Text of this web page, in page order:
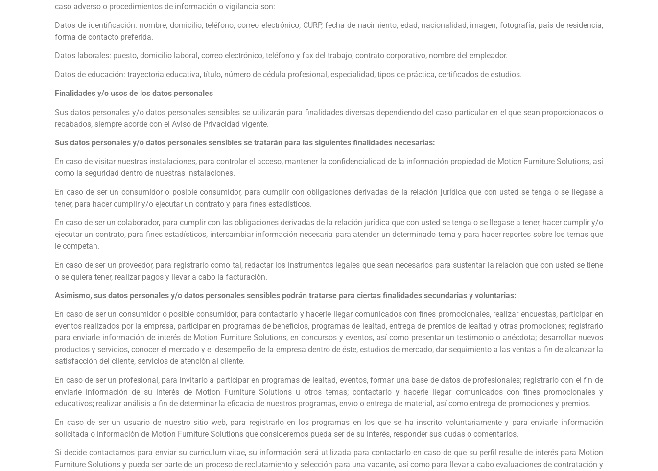
caso adverso o procedimientos de información o vigilancia son:
Datos de identificación: nombre, domicilio, teléfono, correo electrónico, CURP, fecha de nacimiento, edad, nacionalidad, imagen, fotografía, país de residencia,
forma de contacto preferida.
Datos laborales: puesto, domicilio laboral, correo electrónico, teléfono y fax del trabajo, contrato corporativo, nombre del empleador.
Datos de educación: trayectoria educativa, título, número de cédula profesional, especialidad, tipos de práctica, certificados de estudios.
Finalidades y/o usos de los datos personales
Sus datos personales y/o datos personales sensibles se utilizarán para finalidades diversas dependiendo del caso particular en el que sean proporcionados o
recabados, siempre acorde con el Aviso de Privacidad vigente.
Sus datos personales y/o datos personales sensibles se tratarán para las siguientes finalidades necesarias:
En caso de visitar nuestras instalaciones, para controlar el acceso, mantener la confidencialidad de la información propiedad de Motion Furniture Solutions, así
como la seguridad dentro de nuestras instalaciones.
En caso de ser un consumidor o posible consumidor, para cumplir con obligaciones derivadas de la relación jurídica que con usted se tenga o se llegase a
tener, para hacer cumplir y/o ejecutar un contrato y para fines estadísticos.
En caso de ser un colaborador, para cumplir con las obligaciones derivadas de la relación jurídica que con usted se tenga o se llegase a tener, hacer cumplir y/o
ejecutar un contrato, para fines estadísticos, intercambiar información necesaria para atender un determinado tema y para hacer reportes sobre los temas que
le competan.
En caso de ser un proveedor, para registrarlo como tal, redactar los instrumentos legales que sean necesarios para sustentar la relación que con usted se tiene
o se quiera tener, realizar pagos y llevar a cabo la facturación.
Asimismo, sus datos personales y/o datos personales sensibles podrán tratarse para ciertas finalidades secundarias y voluntarias:
En caso de ser un consumidor o posible consumidor, para contactarlo y hacerle llegar comunicados con fines promocionales, realizar encuestas, participar en
eventos realizados por la empresa, participar en programas de beneficios, programas de lealtad, entrega de premios de lealtad y otras promociones; registrarlo
para enviarle información de interés de Motion Furniture Solutions, en concursos y eventos, así como presentar un testimonio o anécdota; desarrollar nuevos
productos y servicios, conocer el mercado y el desempeño de la empresa dentro de éste, estudios de mercado, dar seguimiento a las ventas a fin de alcanzar la
satisfacción del cliente, servicios de atención al cliente.
En caso de ser un profesional, para invitarlo a participar en programas de lealtad, eventos, formar una base de datos de profesionales; registrarlo con el fin de
enviarle información de su interés de Motion Furniture Solutions u otros temas; contactarlo y hacerle llegar comunicados con fines promocionales y
educativos; realizar análisis a fin de determinar la eficacia de nuestros programas, envío o entrega de material, así como entrega de promociones y premios.
En caso de ser un usuario de nuestro sitio web, para registrarlo en los programas en los que se ha inscrito voluntariamente y para enviarle información
solicitada o información de Motion Furniture Solutions que consideremos pueda ser de su interés, responder sus dudas o comentarios.
Si decide contactarnos para enviar su curriculum vitae, su información será utilizada para contactarlo en caso de que su perfil resulte de interés para Motion
Furniture Solutions y pueda ser parte de un proceso de reclutamiento y selección para una vacante, así como para llevar a cabo evaluaciones de contratación y